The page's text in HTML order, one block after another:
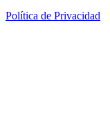
Política de Privacidad